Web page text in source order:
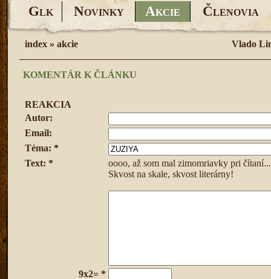
GLK NOVINKY AKCIE ČLENOVIA
index » akcie Vlado
KOMENTÁR K ČLÁNKU
REAKCIA
Autor:
Email:
Téma: *
Text: *
oooo, až som mal zimomriavky pri čítaní...
Skvost na skale, skvost literárny!
9x2= *